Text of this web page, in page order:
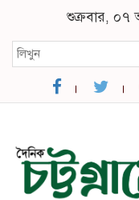
শুক্রবার, ০৭